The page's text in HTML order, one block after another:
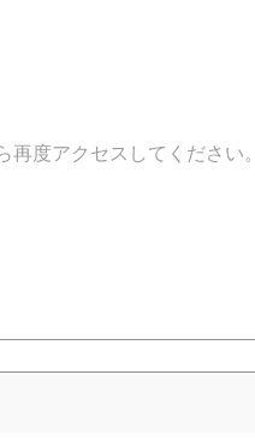
度アクセスしてください。